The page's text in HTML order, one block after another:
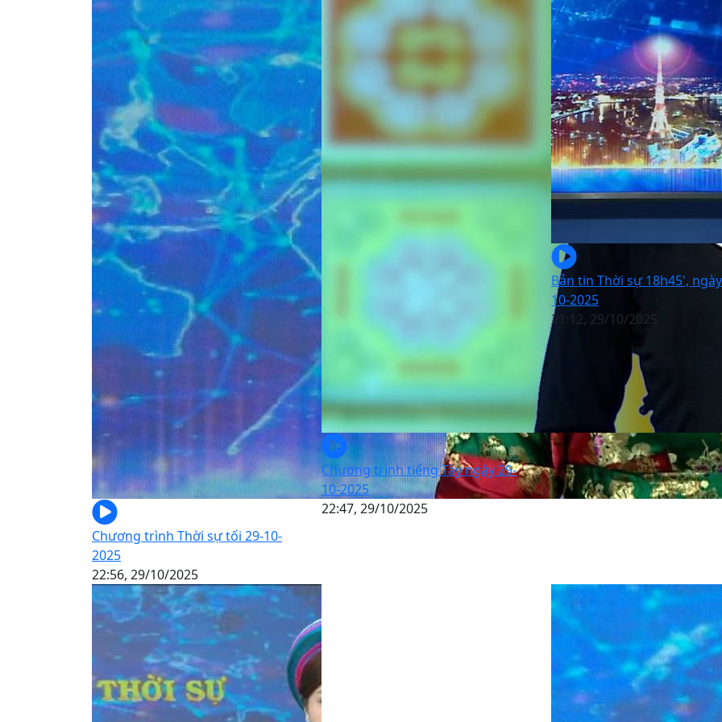
Chương trình Thời sự tối 29-10-
2025
22:56, 29/10/2025
Chương trình tiếng Tày ngày 29-
10-2025
22:47, 29/10/2025
Bản tin Thời sự 18h45',
10-2025
21:12, 29/10/2025